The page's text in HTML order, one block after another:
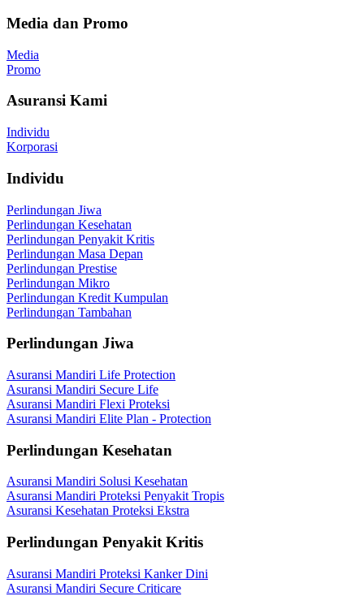
Media dan Promo
Media
Promo
Asuransi Kami
Individu
Korporasi
Individu
Perlindungan Jiwa
Perlindungan Kesehatan
Perlindungan Penyakit Kritis
Perlindungan Masa Depan
Perlindungan Prestise
Perlindungan Mikro
Perlindungan Kredit Kumpulan
Perlindungan Tambahan
Perlindungan Jiwa
Asuransi Mandiri Life Protection
Asuransi Mandiri Secure Life
Asuransi Mandiri Flexi Proteksi
Asuransi Mandiri Elite Plan - Protection
Perlindungan Kesehatan
Asuransi Mandiri Solusi Kesehatan
Asuransi Mandiri Proteksi Penyakit Tropis
Asuransi Kesehatan Proteksi Ekstra
Perlindungan Penyakit Kritis
Asuransi Mandiri Proteksi Kanker Dini
Asuransi Mandiri Secure Criticare